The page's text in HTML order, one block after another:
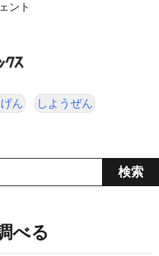
ント
ん しようぜん
べる